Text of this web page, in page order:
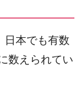
日本でも有数
数えられてい